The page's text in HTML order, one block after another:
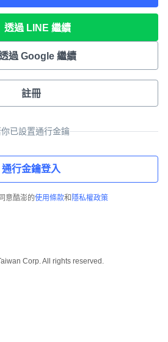
透過 LINE 繼續
過 Google 繼續
註冊
已設置通行金鑰
通行金鑰登入
意酷澎的使用條款和 隱私權政策
Corp. All rights reserved.